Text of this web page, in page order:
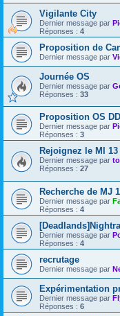
Vigilante City
Dernier message par
Réponses : 4
Proposition de
Dernier message par
Journée OS
Dernier message par
Réponses : 33
Proposition OS
Dernier message par
Réponses : 3
Rejoignez le MI
Dernier message par
Réponses : 27
Recherche de MJ
Dernier message par
Réponses : 4
Dernier message par
Réponses : 4
recrutage
Dernier message par
Expérimentation
Dernier message par
Réponses : 6